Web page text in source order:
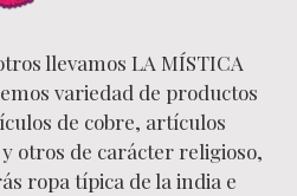
llevamos LA MÍSTICA
variedad de productos
de cobre, artículos
otros de carácter religioso,
ropa típica de la india e